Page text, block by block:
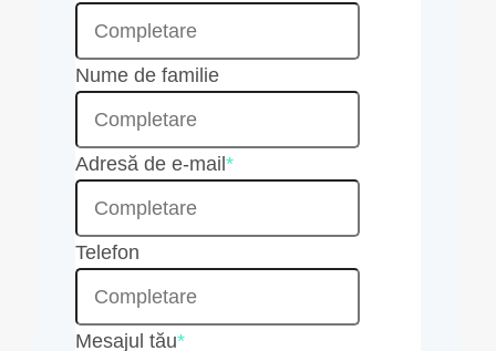
Nume de familie
Adresă de e-mail *
Telefon
Mesajul tău*